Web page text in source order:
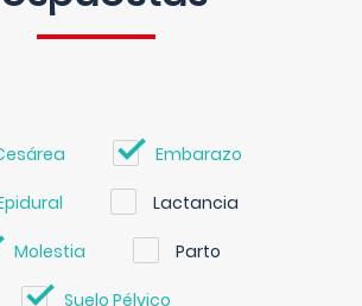
Embarazo
Lactancia
Molestia Parto
Suelo Pélvico